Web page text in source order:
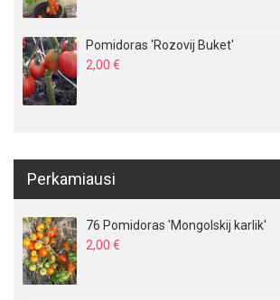
Pomidoras 'Rozovij Buket'
2,00 €
Perkamiausi
76 Pomidoras 'Mongolskij karlik'
2,00 €